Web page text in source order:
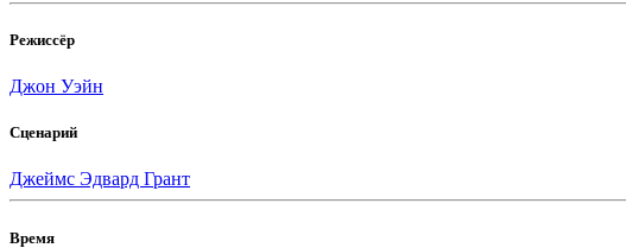
Режиссёр
Джон Уэйн
Сценарий
Джеймс Эдвард Грант
Время